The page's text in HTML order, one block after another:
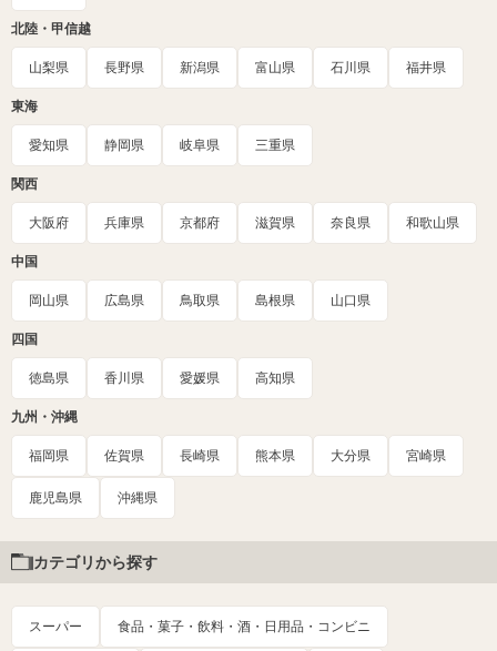
北陸・甲信越
山梨県 長野県 新潟県 富山県 石川県 福井県
東海
愛知県 静岡県 岐阜県 三重県
関西
大阪府 兵庫県 京都府 滋賀県 奈良県 和歌山県
中国
岡山県 広島県 鳥取県 島根県 山口県
四国
徳島県 香川県 愛媛県 高知県
九州・沖縄
福岡県 佐賀県 長崎県 熊本県 大分県 宮崎県
鹿児島県 沖縄県
カテゴリから探す
スーパー 食品・菓子・飲料・酒・日用品・コンビニ